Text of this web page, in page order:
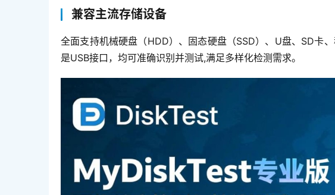
兼容主流存储设备
全面支持机械硬盘（HDD）、固态硬盘（SSD）、U盘、SD卡
是USB接口，均可准确识别并测试,满足多样化检测需求。